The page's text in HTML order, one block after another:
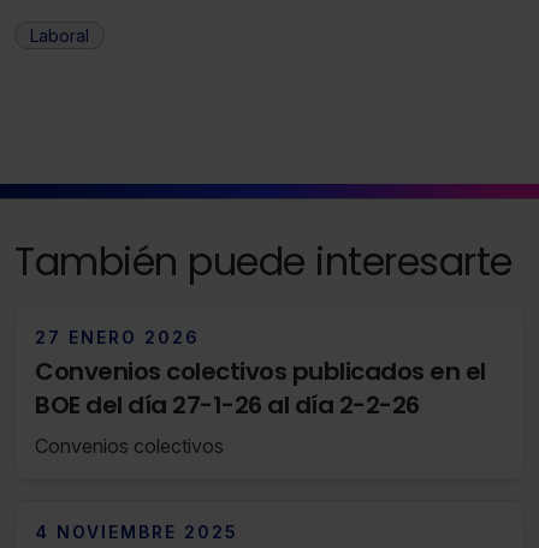
Laboral
También puede interesarte
27 ENERO 2026
Convenios colectivos publicados en el
BOE del día 27-1-26 al día 2-2-26
Convenios colectivos
4 NOVIEMBRE 2025